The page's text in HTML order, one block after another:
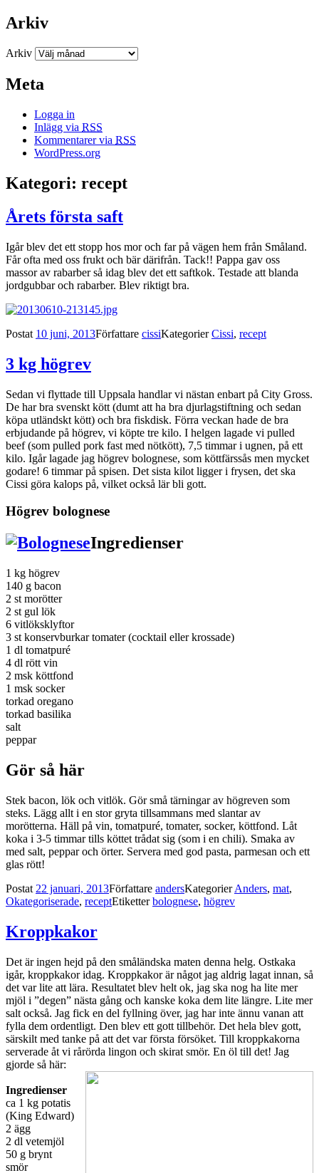
Arkiv
Arkiv
Meta
Logga in
Inlägg via RSS
Kommentarer via RSS
WordPress.org
Kategori: recept
Årets första saft
Igår blev det ett stopp hos mor och far på vägen hem från Småland.
Får ofta med oss frukt och bär därifrån. Tack!! Pappa gav oss
massor av rabarber så idag blev det ett saftkok. Testade att blanda
jordgubbar och rabarber. Blev riktigt bra.
Postat 10 juni, 2013Författare cissiKategorierCissi, recept
3 kg högrev
Sedan vi flyttade till Uppsala handlar vi nästan enbart på City Gross.
De har bra svenskt kött (dumt att ha bra djurlagstiftning och sedan
köpa utländskt kött) och bra fiskdisk. Förra veckan hade de bra
erbjudande på högrev, vi köpte tre kilo. I helgen lagade vi pulled
beef (som pulled pork fast med nötkött), 7,5 timmar i ugnen, på ett
kilo. Igår lagade jag högrev bolognese, som köttfärssås men mycket
godare! 6 timmar på spisen. Det sista kilot ligger i frysen, det ska
Cissi göra kalops på, vilket också lär bli gott.
Högrev bolognese
Ingredienser
1 kg högrev
140 g bacon
2 st morötter
2 st gul lök
6 vitlöksklyftor
3 st konservburkar tomater (cocktail eller krossade)
1 dl tomatpuré
4 dl rött vin
2 msk köttfond
1 msk socker
torkad oregano
torkad basilika
salt
peppar
Gör så här
Stek bacon, lök och vitlök. Gör små tärningar av högreven som
steks. Lägg allt i en stor gryta tillsammans med slantar av
morötterna. Häll på vin, tomatpuré, tomater, socker, köttfond. Låt
koka i 3-5 timmar tills köttet trådat sig (som i en chili). Smaka av
med salt, peppar och örter. Servera med god pasta, parmesan och ett
glas rött!
Postat 22 januari, 2013Författare andersKategorierAnders, mat,
Okategoriserade, receptEtiketterbolognese, högrev
Kroppkakor
Det är ingen hejd på den småländska maten denna helg. Ostkaka
igår, kroppkakor idag. Kroppkakor är något jag aldrig lagat innan, så
det var lite att lära. Resultatet blev helt ok, jag ska nog ha lite mer
mjöl i ”degen” nästa gång och kanske koka dem lite längre. Lite mer
salt också. Jag fick en del fyllning över, jag har inte ännu vanan att
fylla dem ordentligt. Den blev ett gott tillbehör. Det hela blev gott,
särskilt med tanke på att det var första försöket. Till kroppkakorna
serverade åt vi rårörda lingon och skirat smör. En öl till det! Jag
gjorde så här:
Ingredienser
ca 1 kg potatis
(King Edward)
2 ägg
2 dl vetemjöl
50 g brynt
smör